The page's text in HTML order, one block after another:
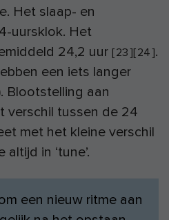
Het slaap- en
uursklok. Het
24,2 uur [23 ][24 ].
een iets langer
Blootstelling aan
verschil tussen de 24
met het kleine verschil
in ‘tune’.
een nieuw ritme aan